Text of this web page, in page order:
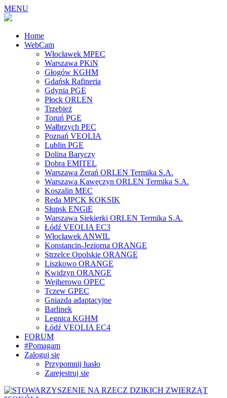
MENU
Home
WebCam
Włocławek MPEC
Warszawa PKiN
Głogów KGHM
Gdańsk Rafineria
Gdynia PGE
Płock ORLEN
Trzebież
Toruń PGE
Wałbrzych PEC
Poznań VEOLIA
Lublin PGE
Dolina Baryczy
Dobra EMITEL
Warszawa Żerań ORLEN Termika S.A.
Warszawa Kawęczyn ORLEN Termika S.A.
Koszalin MEC
Reda MPCK KOKSIK
Słupsk ENGiE
Warszawa Siekierki ORLEN Termika S.A.
Łódź VEOLIA EC3
Włocławek ANWIL
Konstancin-Jeziorna ORANGE
Strzelce Opolskie ORANGE
Liszkowo ORANGE
Kwidzyn ORANGE
Wejherowo OPEC
Tczew GPEC
Gniazda adaptacyjne
Barlinek
Legnica KGHM
Łódź VEOLIA EC4
FORUM
#Pomagam
Zaloguj się
Przypomnij hasło
Zarejestruj się